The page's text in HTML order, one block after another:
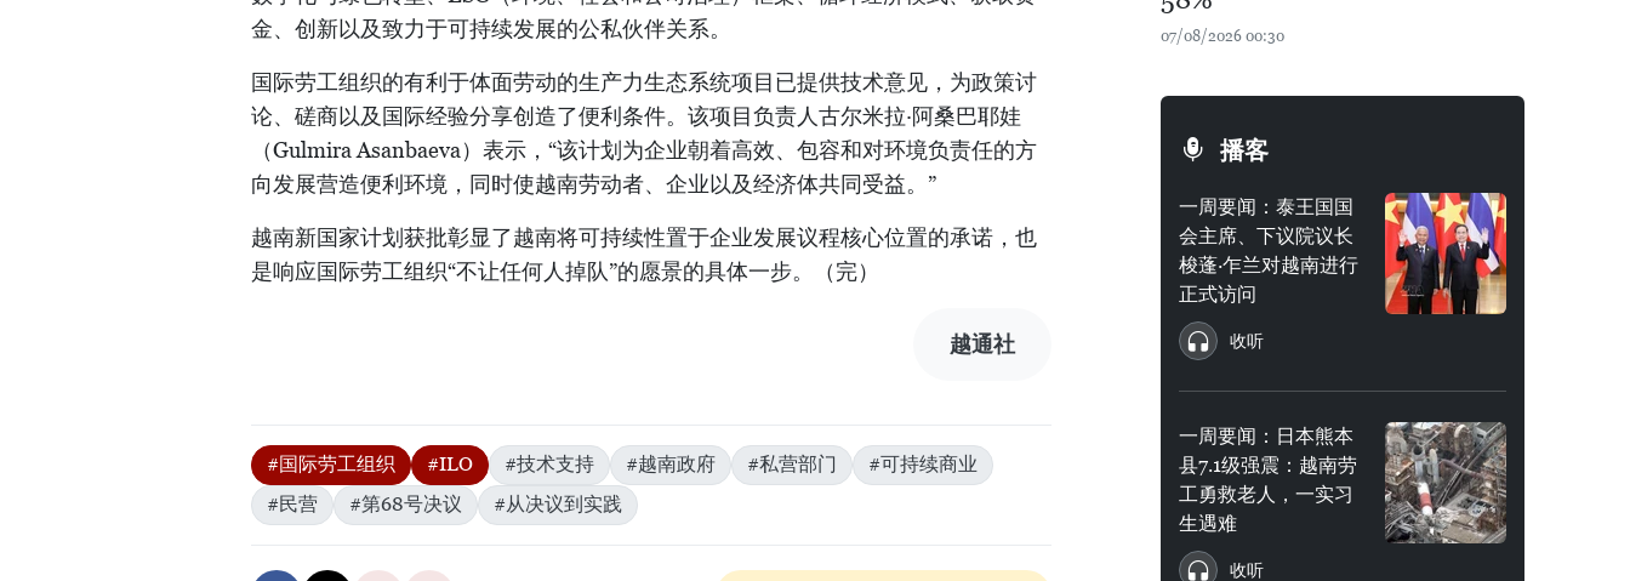
金、创新以及致力于可持续发展的公私伙伴关系。
国际劳工组织的有利于体面劳动的生产力生态系统项目已提供技术意见，为政策讨
论、磋商以及国际经验分享创造了便利条件。该项目负责人古尔米拉·阿桑巴耶娃
（Gulmira Asanbaeva）表示，“该计划为企业朝着高效、包容和对环境负责任的方
向发展营造便利环境，同时使越南劳动者、企业以及经济体共同受益。”
越南新国家计划获批彰显了越南将可持续性置于企业发展议程核心位置的承诺，也
是响应国际劳工组织“不让任何人掉队”的愿景的具体一步。（完）
越通社
#国际劳工组织 #ILO #技术支持 #越南政府 #私营部门
#可持续商业
#民营
#第68号决议 #从决议到实践
07/08/2026 00:30
播客
一周要闻：泰王国国
会主席、下议院议长
梭蓬·乍兰对越南进行
正式访问
收听
一周要闻：日本熊本
县7.1级强震：越南劳
工勇救老人，一实习
生遇难
收听